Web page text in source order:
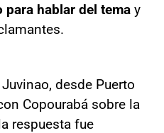
hablar del tema y
desde Puerto
Copourabá sobre la
respuesta fue